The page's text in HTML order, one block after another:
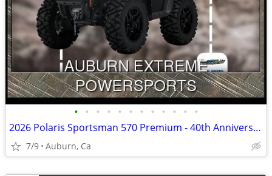
• • • • • • • • • • • •
2026 Polaris Sportsman 570 Premium - 40th Anniversary Edition
7/9 Auburn, Ca